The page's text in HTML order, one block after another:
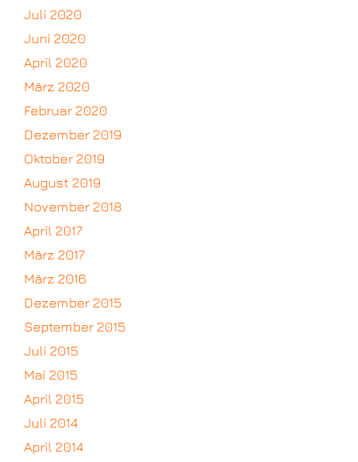
Juli 2020
Juni 2020
April 2020
März 2020
Februar 2020
Dezember 2019
Oktober 2019
August 2019
November 2018
April 2017
März 2017
März 2016
Dezember 2015
September 2015
Juli 2015
Mai 2015
April 2015
Juli 2014
April 2014